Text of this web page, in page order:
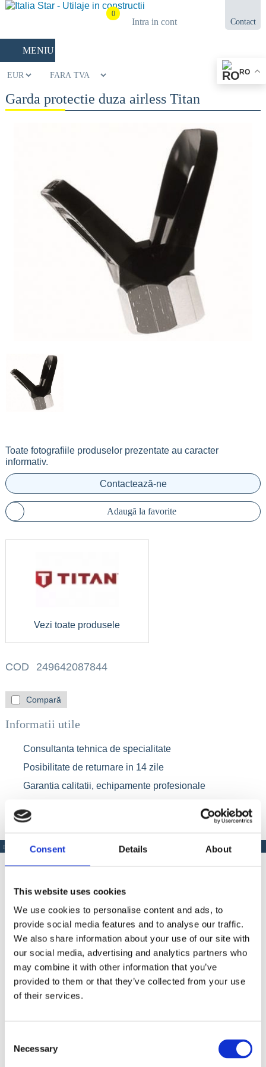
Consent Details About
This website uses cookies
We use cookies to personalise content and ads, to
provide social media features and to analyse our traffic.
We also share information about your use of our site with
our social media, advertising and analytics partners who
may combine it with other information that you’ve
provided to them or that they’ve collected from your use
of their services.
Selection
Necessary
0
Intra in cont Contact
MENIU
Garda protectie duza airless Titan
Toate fotografiile produselor prezentate au caracter
informativ.
Compară
Informatii utile
Consultanta tehnica de specialitate
Posibilitate de returnare in 14 zile
Garantia calitatii, echipamente profesionale
COD 249642087844
Contactează-ne
Adaugă la favorite
Vezi toate produsele
PRODUSE SIMILARE
Produse Similare
COD BT0002035
Extensie pistol airless Bisonte PAZ 30 cm.
RO